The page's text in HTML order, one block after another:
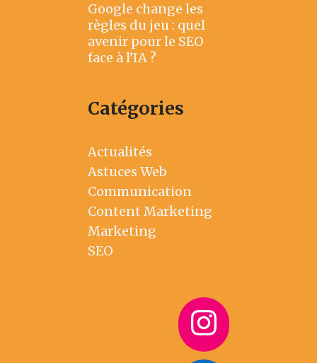
Google change les
règles du jeu : quel
avenir pour le SEO
face à l’IA ?
Catégories
Actualités
Astuces Web
Communication
Content Marketing
Marketing
SEO